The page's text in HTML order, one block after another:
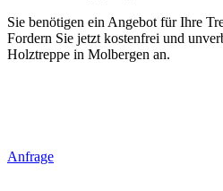
Sie benötigen ein Angebot für Ihre
Fordern Sie jetzt kostenfrei und
Holztreppe in Molbergen an.
Anfrage